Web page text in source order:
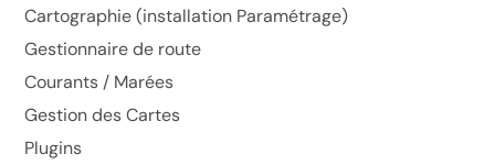
Cartographie (installation Paramétrage)
Gestionnaire de route
Courants / Marées
Gestion des Cartes
Plugins